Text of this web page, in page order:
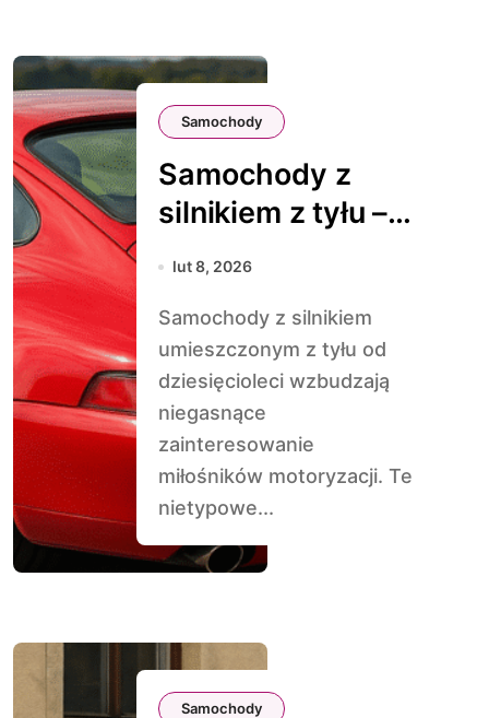
Samochody
Samochody z
silnikiem z tyłu –
zalety i wady
lut 8, 2026
Samochody z silnikiem
umieszczonym z tyłu od
dziesięcioleci wzbudzają
niegasnące
zainteresowanie
miłośników motoryzacji. Te
nietypowe...
Samochody